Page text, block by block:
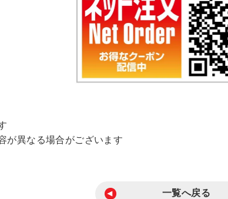
が異なる場合がございます
一覧へ戻る